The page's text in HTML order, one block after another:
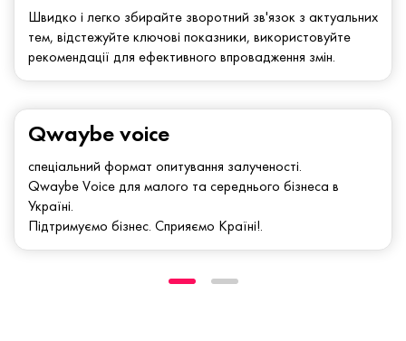
Qwaybe voice
спеціальний формат опитування залученості.
Qwaybe Voice для малого та середнього бізнеса в
Україні.
Підтримуємо бізнес. Сприяємо Країні!.
Швидко і легко збирайте зворотний зв'язок з актуальних
тем, відстежуйте ключові показники, використовуйте
рекомендації для ефективного впровадження змін.